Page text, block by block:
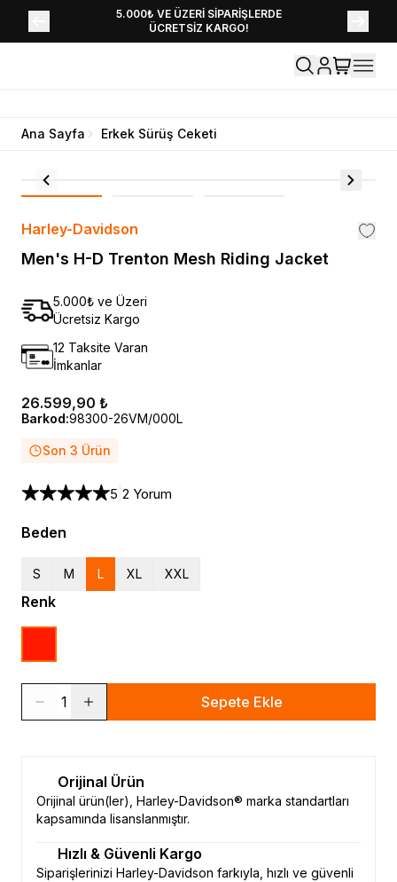
5.000₺ VE ÜZERİ SİPARİŞLERDE
ÜCRETSİZ KARGO!
YENİ SEZON KOLEKSİYONU EKLENDİ,
HEMEN KEŞFET!
Ana Sayfa Erkek Sürüş Ceketi
Harley-Davidson
Men's H-D Trenton Mesh Riding Jacket
5.000₺ ve Üzeri
Ücretsiz Kargo
12 Taksite Varan
İmkanlar
26.599,90 ₺
Barkod:98300-26VM/000L
Son 3 Ürün
5 2 Yorum
Beden
S M L XL XXL
Renk
1 Sepete Ekle
Orijinal Ürün
Orijinal ürün(ler), Harley-Davidson® marka standartları
kapsamında lisanslanmıştır.
Hızlı & Güvenli Kargo
Siparişlerinizi Harley-Davidson farkıyla, hızlı ve güvenli